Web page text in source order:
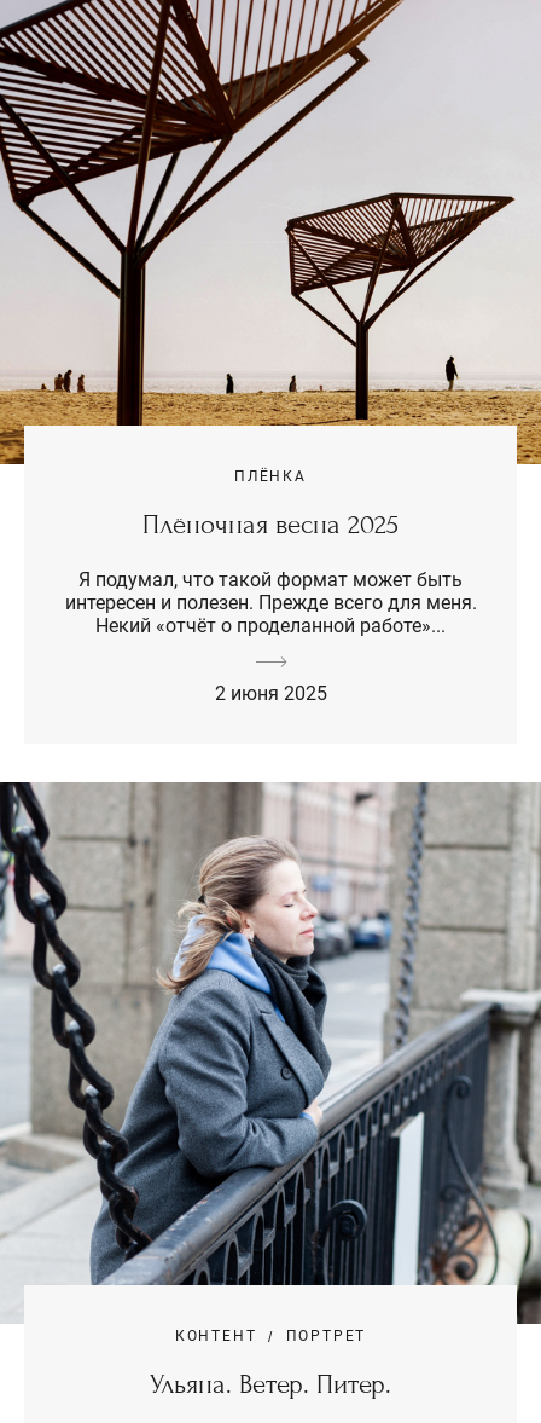
ПЛЁНКА
Плёночная весна 2025
Я подумал, что такой формат может быть
интересен и полезен. Прежде всего для меня.
Некий «отчёт о проделанной работе»...
2 июня 2025
КОНТЕНТ ПОРТРЕТ
Ульяна. Ветер. Питер.